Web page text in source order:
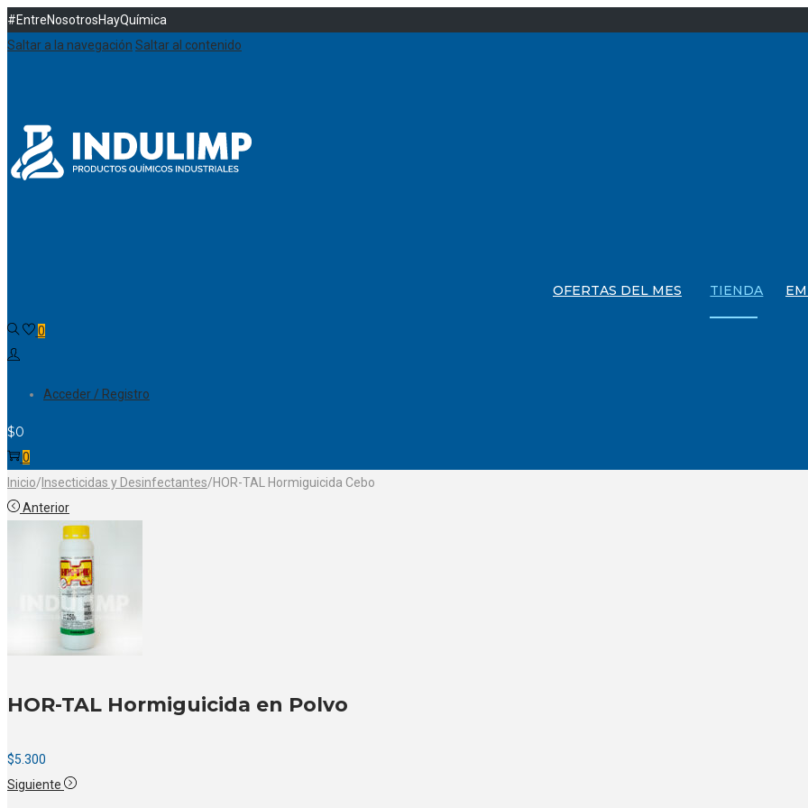
#EntreNosotrosHayQuímica
Saltar a la navegación Saltar al contenido
OFERTAS DEL MES TIENDA
0
Acceder / Registro
$0
0
Inicio/ Insecticidas y Desinfectantes/HOR-TAL Hormiguicida Cebo
Anterior
HOR-TAL Hormiguicida en Polvo
$5.300
Siguiente